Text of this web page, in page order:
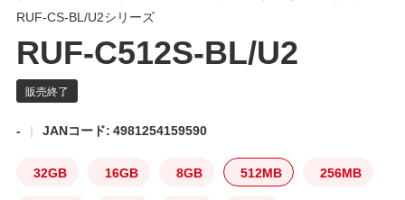
RUF-CS-BL/U2シリーズ
RUF-C512S-BL/U2
- JANコード: 4981254159590
32GB 16GB 8GB 512MB 256MB